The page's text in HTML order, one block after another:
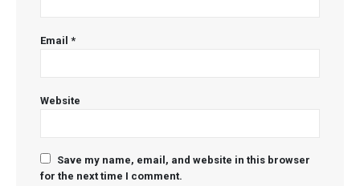
Email *
Website
Save my name, email, and website in this browser
for the next time I comment.